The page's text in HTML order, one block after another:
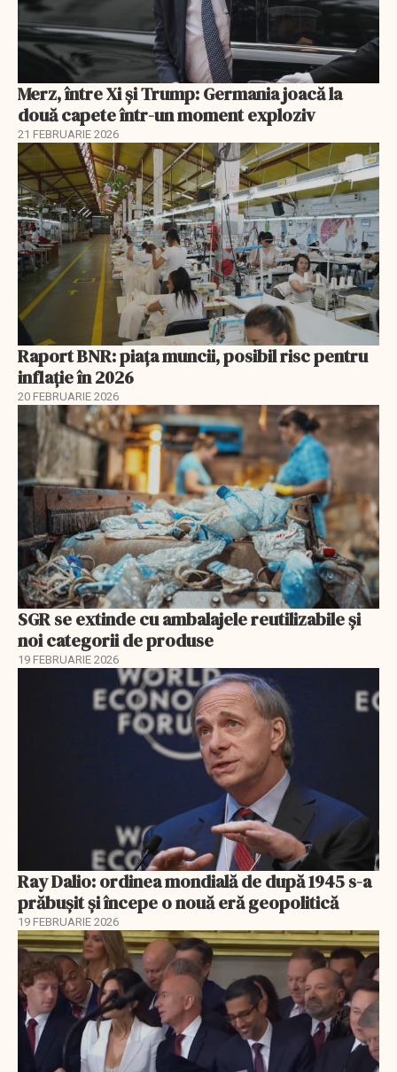
Merz, între Xi și Trump: Germania joacă la
două capete într-un moment exploziv
21 FEBRUARIE 2026
Raport BNR: piața muncii, posibil risc pentru
inflație în 2026
20 FEBRUARIE 2026
SGR se extinde cu ambalajele reutilizabile și
noi categorii de produse
19 FEBRUARIE 2026
Ray Dalio: ordinea mondială de după 1945 s-a
prăbușit și începe o nouă eră geopolitică
19 FEBRUARIE 2026